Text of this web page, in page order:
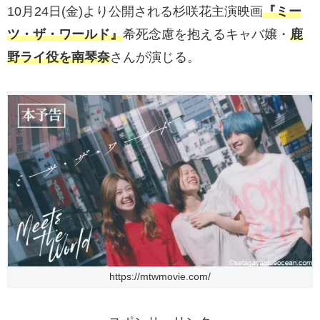
10月24日(金)より公開される杉咲花主演映画『ミー
ツ・ザ・ワールド』希死念慮を抱えるキャバ嬢・ 鹿
野ライ役を南琴奈さんが演じる。
https://mtwmovie.com/